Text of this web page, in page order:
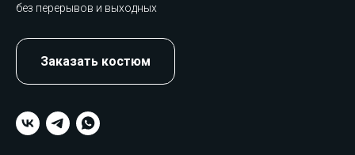
без перерывов и выходных
Заказать костюм